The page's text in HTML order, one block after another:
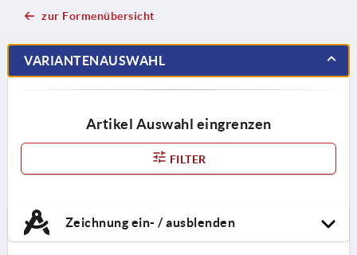
zur Formenübersicht
VARIANTENAUSWAHL
Artikel Auswahl eingrenzen
FILTER
Zeichnung ein- / ausblenden